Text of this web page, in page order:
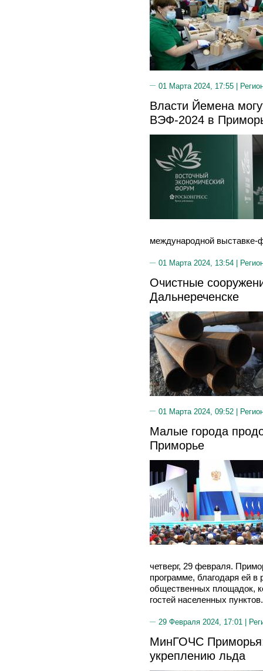
01 Марта 2024, 17:55 |
Власти Йемена
ВЭФ-2024 в
международной выставке-
01 Марта 2024, 13:54 |
Очистные
Дальнереченске
01 Марта 2024, 09:52 |
Малые города
Приморье
четверг, 29 февраля.
программе, благодаря ей в
общественных площадок,
гостей населенных пунктов.
29 Февраля 2024, 17:01 |
МинГОЧС
укреплению льда